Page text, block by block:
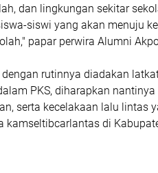
dan lingkungan sekitar
siswi yang akan menuju
papar perwira Alumni
rutinnya diadakan
PKS, diharapkan
serta kecelakaan lalu lintas
kamseltibcarlantas di